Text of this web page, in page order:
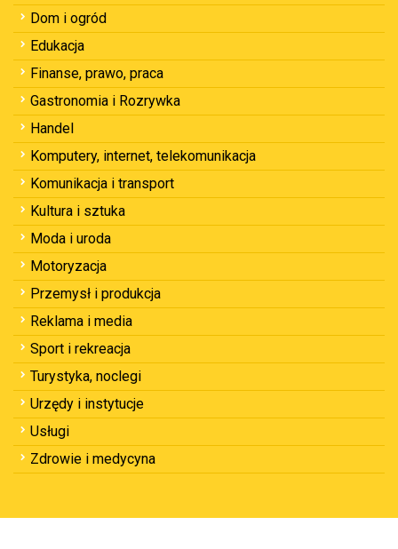
Dom i ogród
Edukacja
Finanse, prawo, praca
Gastronomia i Rozrywka
Handel
Komputery, internet, telekomunikacja
Komunikacja i transport
Kultura i sztuka
Moda i uroda
Motoryzacja
Przemysł i produkcja
Reklama i media
Sport i rekreacja
Turystyka, noclegi
Urzędy i instytucje
Usługi
Zdrowie i medycyna